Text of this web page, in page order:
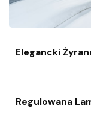
Elegancki
Regulowana